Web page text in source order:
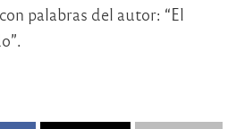
palabras del autor: “El